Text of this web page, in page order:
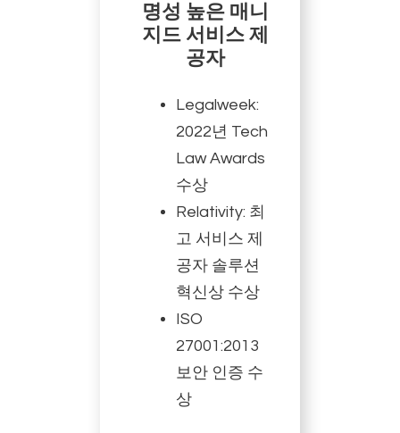
명성 높은 매니
지드 서비스 제
공자
Legalweek:
2022년 Tech
Law Awards
수상
Relativity: 최
고 서비스 제
공자 솔루션
혁신상 수상
ISO
27001:2013
보안 인증 수
상